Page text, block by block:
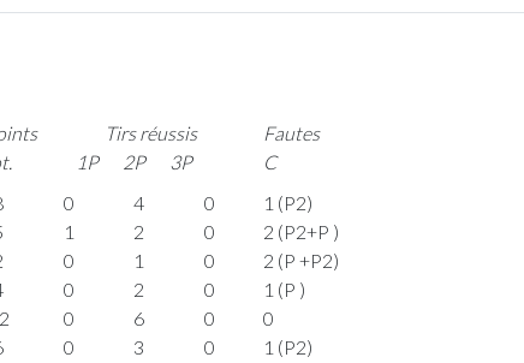
Tirs réussis
1P
2P 3P
Fautes
C
0 4 0
1 (P2)
1 2 0
2 (P2+P )
0 1 0
2 (P +P2)
0 2 0
1 (P )
0 6 0
0
0 3 0
1 (P2)